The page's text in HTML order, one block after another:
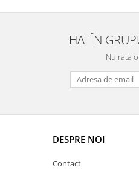
HAI ÎN
Nu rata
DESPRE NOI
Contact